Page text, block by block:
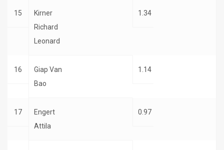
15
Kirner
Richard
Leonard
1.34
16
Giap Van
Bao
1.14
17
Engert
Attila
0.97